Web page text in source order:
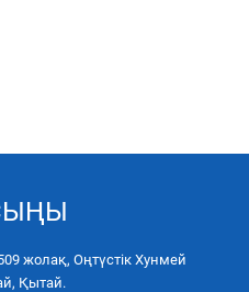
жолақ, Оңтүстік Хунмей
Қытай.